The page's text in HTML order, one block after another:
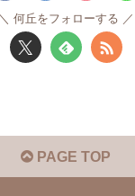
何丘をフォローする
PAGE TOP